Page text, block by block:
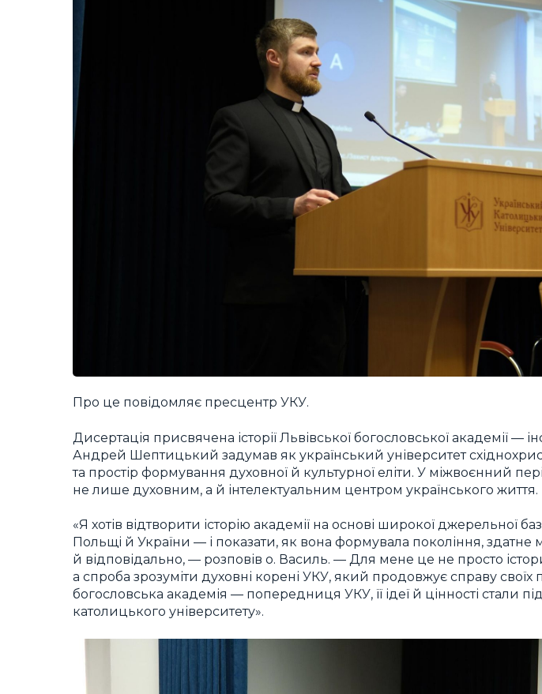
Про це повідомляє пресцентр УКУ.
Дисертація присвячена історії Львівської богословської академії —
Андрей Шептицький задумав як український університет
та простір формування духовної й культурної еліти. У міжвоєнний
не лише духовним, а й інтелектуальним центром українського життя.
«Я хотів відтворити історію академії на основі широкої джерельної
Польщі й України — і показати, як вона формувала покоління, здатне
й відповідально, — розповів о. Василь. — Для мене це не просто
а спроба зрозуміти духовні корені УКУ, який продовжує справу своїх
богословська академія — попередниця УКУ, її ідеї й цінності стали
католицького університету».